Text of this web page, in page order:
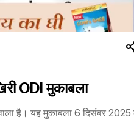
ODI मुकाबला
है। यह मुकाबला 6 दिसंबर 2025